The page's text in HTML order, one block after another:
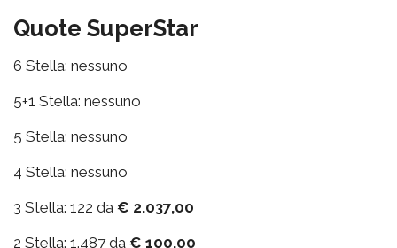
Quote SuperStar
6 Stella: nessuno
5+1 Stella: nessuno
5 Stella: nessuno
4 Stella: nessuno
3 Stella: 122 da € 2.037,00
2 Stella: 1.487 da € 100,00